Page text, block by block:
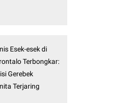
Esek-esek di
Terbongkar:
Gerebek
Terjaring